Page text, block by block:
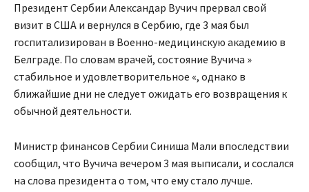
Президент Сербии Александар Вучич прервал свой
визит в США и вернулся в Сербию, где 3 мая был
госпитализирован в Военно-медицинскую академию в
Белграде. По словам врачей, состояние Вучича »
стабильное и удовлетворительное «, однако в
ближайшие дни не следует ожидать его возвращения к
обычной деятельности.
Министр финансов Сербии Синиша Мали впоследствии
сообщил, что Вучича вечером 3 мая выписали, и сослался
на слова президента о том, что ему стало лучше.